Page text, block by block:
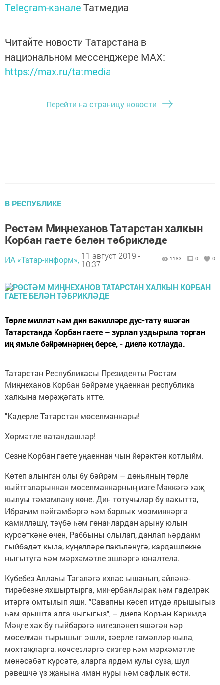
Telegram-канале Татмедиа
Читайте новости Татарстана в
национальном мессенджере MАХ:
https://max.ru/tatmedia
Перейти на страницу новости
В РЕСПУБЛИКЕ
Рөстәм Миңнеханов Татарстан халкын
Корбан гаете белән тәбрикләде
ИА «Татар-информ», 11 август 2019 -
10:37
1183 0 0
Төрле милләт һәм дин вәкилләре дус-тату яшәгән
Татарстанда Корбан гаете – зурлап уздырыла торган
иң ямьле бәйрәмнәрнең берсе, - диелә котлауда.
Татарстан Республикасы Президенты Рөстәм
Миңнеханов Корбан бәйрәме уңаеннан республика
халкына мөрәҗәгать итте.
"Кадерле Татарстан мөселманнары!
Хөрмәтле ватандашлар!
Сезне Корбан гаете уңаеннан чын йөрәктән котлыйм.
Көтеп алынган олы бу бәйрәм – дөньяның төрле
кыйтгаларыннан мөселманнарның изге Мәккәгә хаҗ
кылуы тәмамлану көне. Дин тотучылар бу вакытта,
Ибраһим пәйгамбәргә һәм барлык мөэминнәргә
камилләшү, тәүбә һәм гөнаһлардан арыну юлын
күрсәткәне өчен, Раббыны олылап, данлап һәрдаим
гыйбадәт кыла, күңелләре пакъләнүгә, кардәшлекне
ныгытуга һәм мәрхәмәтле эшләргә юнәлтелә.
Күбебез Аллаһы Тәгаләгә ихлас ышанып, әйләнә-
тирәбезне яхшыртырга, миһербанлырак һәм гаделрәк
итәргә омтылып яши. "Савапны кәсеп итүдә ярышыгыз
һәм ярышта алга чыгыгыз", – диелә Коръән Кәримдә.
Мәңге хак бу гыйбарәгә нигезләнеп яшәгән һәр
мөселман тырышып эшли, хәерле гамәлләр кыла,
мохтаҗларга, көчсезләргә сизгер һәм мәрхәмәтле
мөнәсәбәт күрсәтә, аларга ярдәм кулы суза, шул
рәвешчә үз җанына иман нуры һәм сафлык өсти.